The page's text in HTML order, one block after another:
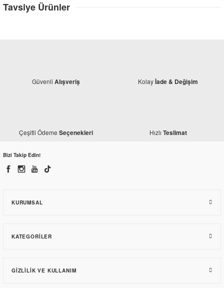
Tavsiye Ürünler
Yamaha
Yamaha YZF R25 Ön Çamurluk Beyaz (2017)
Güvenli Alışveriş Kolayİade & Değişim
Çeşitli Ödeme Seçenekleri Hızlı Teslimat
Bizi Takip Edin!
KURUMSAL
KATEGORILER
GIZLILIK VE KULLANIM